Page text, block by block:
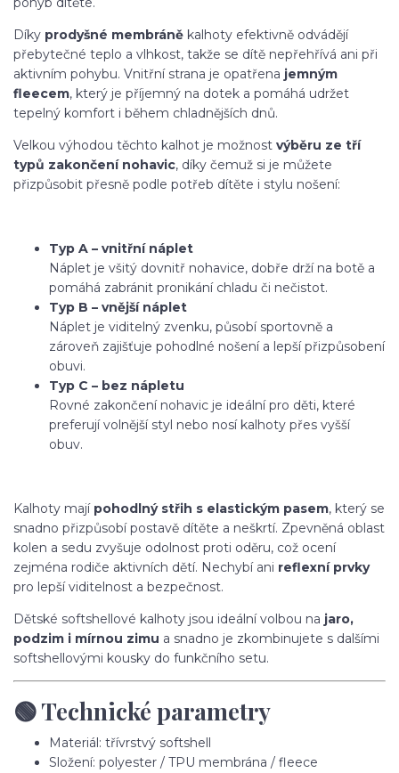
Díky prodyšné membráně kalhoty efektivně odvádějí
přebytečné teplo a vlhkost, takže se dítě nepřehřívá ani při
aktivním pohybu. Vnitřní strana je opatřena jemným
fleecem, který je příjemný na dotek a pomáhá udržet
tepelný komfort i během chladnějších dnů.
Velkou výhodou těchto kalhot je možnost výběru ze tří
typů zakončení nohavic, díky čemuž si je můžete
přizpůsobit přesně podle potřeb dítěte i stylu nošení:
Typ A – vnitřní náplet
Náplet je všitý dovnitř nohavice, dobře drží na botě a
pomáhá zabránit pronikání chladu či nečistot.
Typ B – vnější náplet
Náplet je viditelný zvenku, působí sportovně a
zároveň zajišťuje pohodlné nošení a lepší přizpůsobení
obuvi.
Typ C – bez nápletu
Rovné zakončení nohavic je ideální pro děti, které
preferují volnější styl nebo nosí kalhoty přes vyšší
obuv.
Kalhoty mají pohodlný střih s elastickým pasem, který se
snadno přizpůsobí postavě dítěte a neškrtí. Zpevněná oblast
kolen a sedu zvyšuje odolnost proti oděru, což ocení
zejména rodiče aktivních dětí. Nechybí ani reflexní prvky
pro lepší viditelnost a bezpečnost.
Dětské softshellové kalhoty jsou ideální volbou na jaro,
podzim i mírnou zimu a snadno je zkombinujete s dalšími
softshellovými kousky do funkčního setu.
🟢 Technické parametry
Materiál: třívrstvý softshell
Složení: polyester / TPU membrána / fleece